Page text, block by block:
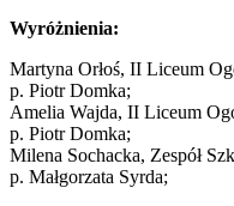
Wyróżnienia:
Martyna Orłoś, II Liceum
p. Piotr Domka;
Amelia Wajda, II Liceum
p. Piotr Domka;
Milena Sochacka, Zespół
p. Małgorzata Syrda;